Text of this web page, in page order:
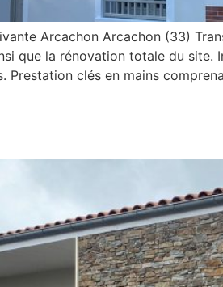
Arcachon Arcachon (33)
que la rénovation totale du site.
Prestation clés en mains